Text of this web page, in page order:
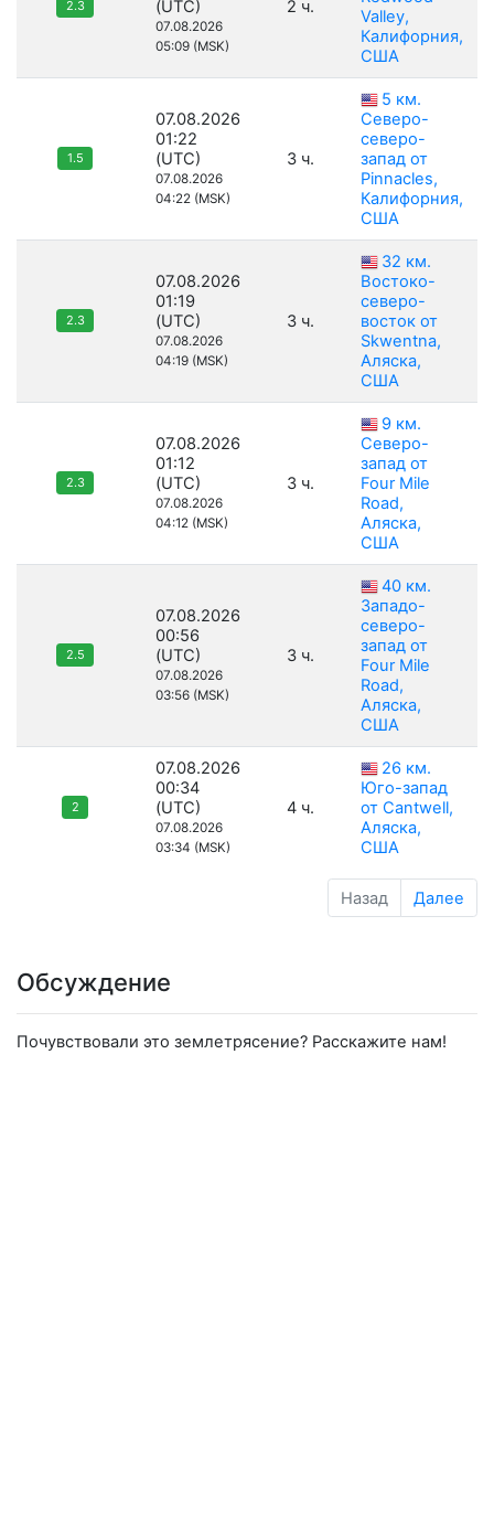
2.3
(UTC)
07.08.2026
05:09 (MSK)
2 ч.
Valley,
Калифорния,
США
1.5
07.08.2026
01:22
(UTC)
07.08.2026
04:22 (MSK)
3 ч.
5 км.
Северо-
северо-
запад от
Pinnacles,
Калифорния,
США
2.3
07.08.2026
01:19
(UTC)
07.08.2026
04:19 (MSK)
3 ч.
32 км.
Востоко-
северо-
восток от
Skwentna,
Аляска,
США
2.3
07.08.2026
01:12
(UTC)
07.08.2026
04:12 (MSK)
3 ч.
9 км.
Северо-
запад от
Four Mile
Road,
Аляска,
США
2.5
07.08.2026
00:56
(UTC)
07.08.2026
03:56 (MSK)
3 ч.
40 км.
Западо-
северо-
запад от
Four Mile
Road,
Аляска,
США
2
07.08.2026
00:34
(UTC)
07.08.2026
03:34 (MSK)
4 ч.
26 км.
Юго-запад
от Cantwell,
Аляска,
США
Назад Далее
Обсуждение
Почувствовали это землетрясение? Расскажите нам!